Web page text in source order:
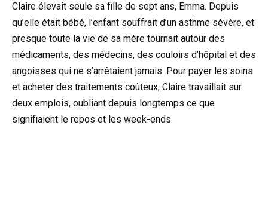
Claire élevait seule sa fille de sept ans, Emma. Depuis
qu’elle était bébé, l’enfant souffrait d’un asthme sévère, et
presque toute la vie de sa mère tournait autour des
médicaments, des médecins, des couloirs d’hôpital et des
angoisses qui ne s’arrêtaient jamais. Pour payer les soins
et acheter des traitements coûteux, Claire travaillait sur
deux emplois, oubliant depuis longtemps ce que
signifiaient le repos et les week-ends.